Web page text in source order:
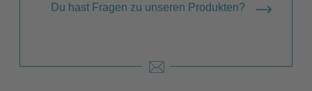
Du hast Fragen zu unseren Produkten?